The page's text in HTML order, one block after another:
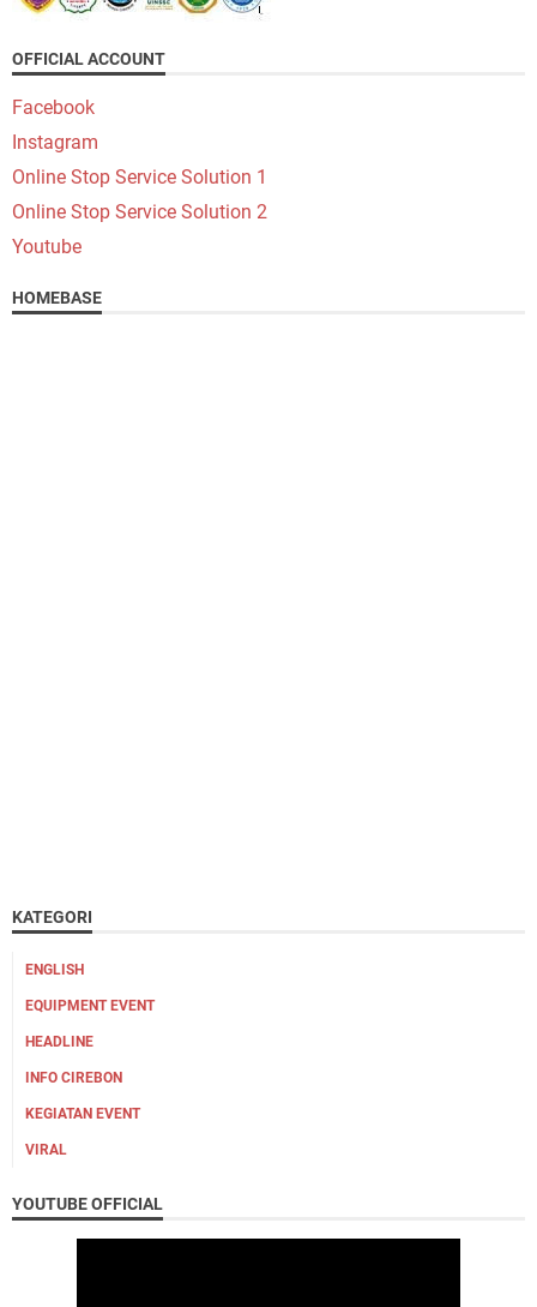
OFFICIAL ACCOUNT
Facebook
Instagram
Online Stop Service Solution 1
Online Stop Service Solution 2
Youtube
HOMEBASE
KATEGORI
ENGLISH
EQUIPMENT EVENT
HEADLINE
INFO CIREBON
KEGIATAN EVENT
VIRAL
YOUTUBE OFFICIAL